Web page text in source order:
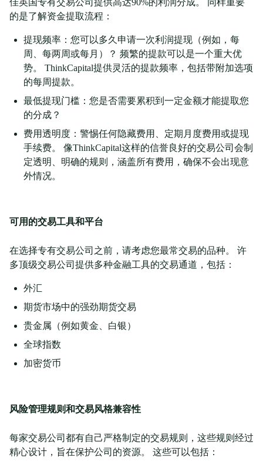
佳英国专有交易公司提供高达90%的利润分成。 同样重要
的是了解资金提取流程：
提现频率：您可以多久申请一次利润提现（例如，每
周、每两周或每月）？ 频繁的提款可以是一个重大优
势。 ThinkCapital提供灵活的提款频率，包括带附加选项
的每周提款。
最低提现门槛：您是否需要累积到一定金额才能提取您
的分成？
费用透明度：警惕任何隐藏费用、定期月度费用或提现
手续费。 像ThinkCapital这样的信誉良好的交易公司会制
定透明、明确的规则，涵盖所有费用，确保不会出现意
外情况。
可用的交易工具和平台
在选择专有交易公司之前，请考虑您最常交易的品种。 许
多顶级交易公司提供多种金融工具的交易通道，包括：
外汇
期货市场中的强劲期货交易
贵金属（例如黄金、白银）
全球指数
加密货币
风险管理规则和交易风格兼容性
每家交易公司都有自己严格制定的交易规则，这些规则经过
精心设计，旨在保护公司的资源。 这些可以包括：